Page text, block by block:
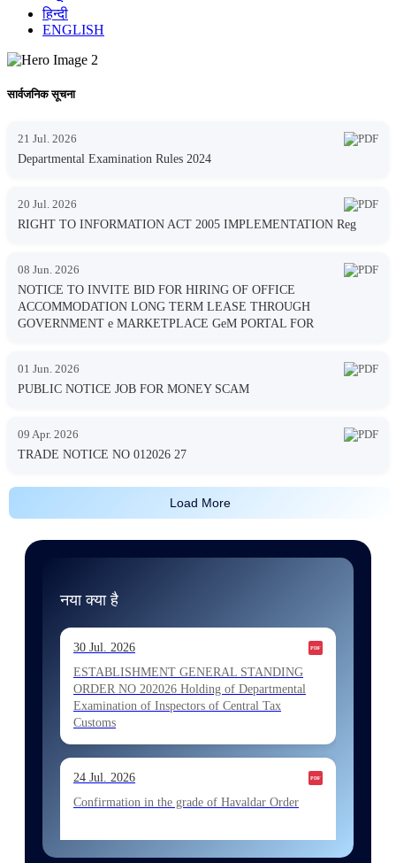
हिन्दी
ENGLISH
सार्वजनिक सूचना
21 Jul. 2026
Departmental Examination Rules 2024
20 Jul. 2026
RIGHT TO INFORMATION ACT 2005 IMPLEMENTATION Reg
08 Jun. 2026
NOTICE TO INVITE BID FOR HIRING OF OFFICE
ACCOMMODATION LONG TERM LEASE THROUGH
GOVERNMENT e MARKETPLACE GeM PORTAL FOR
01 Jun. 2026
PUBLIC NOTICE JOB FOR MONEY SCAM
09 Apr. 2026
TRADE NOTICE NO 012026 27
Load More
नया क्या है
30 Jul. 2026
ESTABLISHMENT GENERAL STANDING
ORDER NO 202026 Holding of Departmental
Examination of Inspectors of Central Tax
Customs
24 Jul. 2026
Confirmation in the grade of Havaldar Order